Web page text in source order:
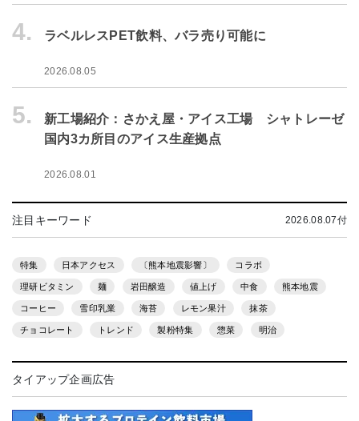
4. ラベルレスPET飲料、バラ売り可能に
2026.08.05
5.
新工場紹介：さかえ屋・アイス工場 シャトレーゼ
国内3カ所目のアイス生産拠点
2026.08.01
注目キーワード 2026.08.07付
特集 日本アクセス 〔熊本地震影響〕 コラボ
理研ビタミン 麺 岩田醸造 値上げ 中食 熊本地震
コーヒー 雪印乳業 海苔 レモン果汁 抹茶
チョコレート トレンド 製粉特集 惣菜 明治
タイアップ企画広告